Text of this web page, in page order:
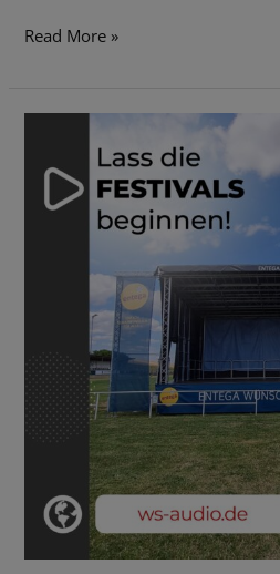
Read More »
Temperaturen
steigen